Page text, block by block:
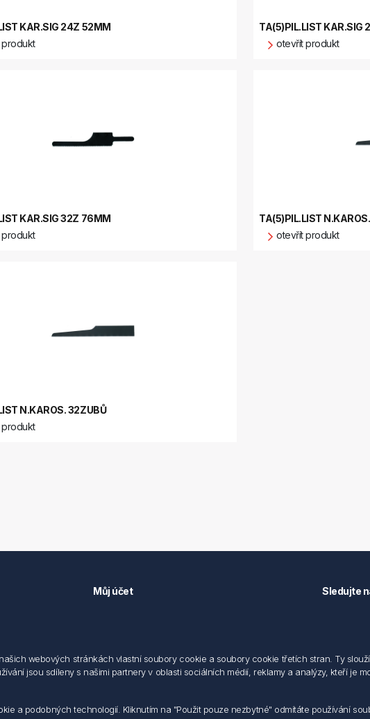
KAR.SIG 24Z 52MM
TA(5)PIL.LIST KAR.SIG
otevřít produkt
KAR.SIG 32Z 76MM
TA(5)PIL.LIST
otevřít produkt
N.KAROS. 32ZUBŮ
dokumentu
Můj účet Sledujte
webových stránkách vlastní soubory cookie a soubory cookie třetích stran. Ty
jsou sdíleny s našimi partnery v oblasti sociálních médií, reklamy a analýzy, kteří je
a podobných technologií. Kliknutím na "Použit pouze nezbytné" odmítáte používání